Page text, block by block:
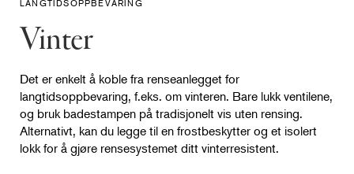
LANGTIDSOPPBEVARING
Vinter
Det er enkelt å koble fra renseanlegget for
langtidsoppbevaring, f.eks. om vinteren. Bare lukk ventilene,
og bruk badestampen på tradisjonelt vis uten rensing.
Alternativt, kan du legge til en frostbeskytter og et isolert
lokk for å gjøre rensesystemet ditt vinterresistent.